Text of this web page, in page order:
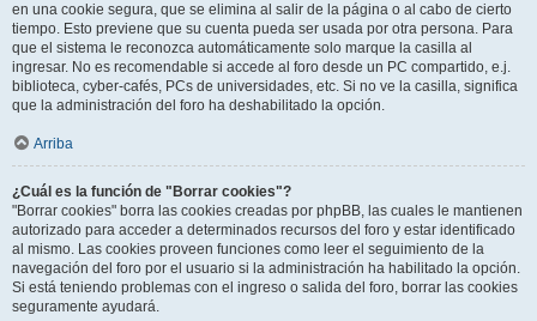
en una cookie segura, que se elimina al salir de la página o al cabo de cierto
tiempo. Esto previene que su cuenta pueda ser usada por otra persona. Para
que el sistema le reconozca automáticamente solo marque la casilla al
ingresar. No es recomendable si accede al foro desde un PC compartido, e.j.
biblioteca, cyber-cafés, PCs de universidades, etc. Si no ve la casilla, significa
que la administración del foro ha deshabilitado la opción.
Arriba
¿Cuál es la función de "Borrar cookies"?
"Borrar cookies" borra las cookies creadas por phpBB, las cuales le mantienen
autorizado para acceder a determinados recursos del foro y estar identificado
al mismo. Las cookies proveen funciones como leer el seguimiento de la
navegación del foro por el usuario si la administración ha habilitado la opción.
Si está teniendo problemas con el ingreso o salida del foro, borrar las cookies
seguramente ayudará.